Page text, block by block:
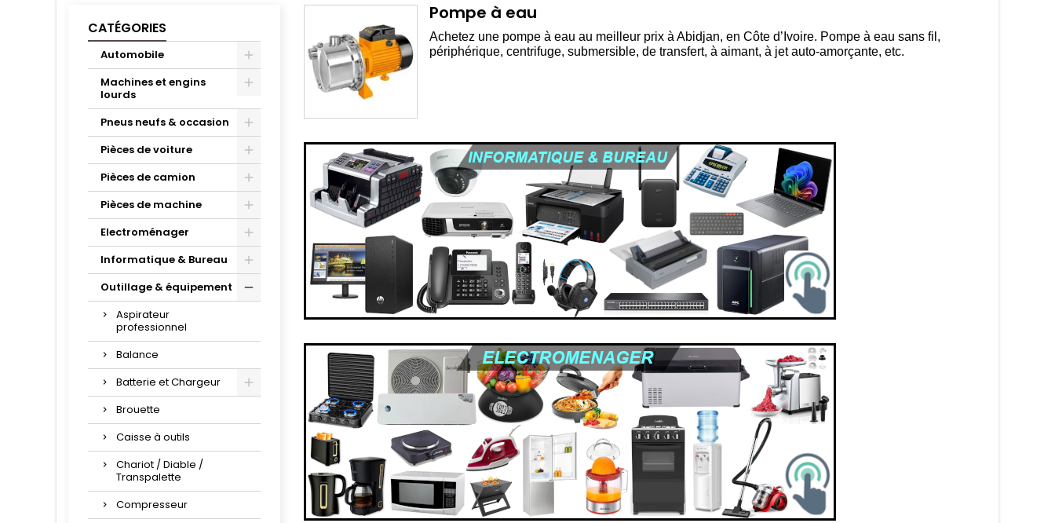
CATÉGORIES
Automobile
Machines et engins
lourds
Pneus neufs & occasion
Pièces de voiture
Pièces de camion
Pièces de machine
Electroménager
Informatique & Bureau
Outillage & équipement
Aspirateur
professionnel
Balance
Batterie et Chargeur
Brouette
Caisse à outils
Chariot / Diable /
Transpalette
Compresseur
Pompe à eau
Achetez une pompe à eau au meilleur prix à Abidjan, en Côte d’Ivoire. Pompe à eau sans fil,
périphérique, centrifuge, submersible, de transfert, à aimant, à jet auto-amorçante, etc.